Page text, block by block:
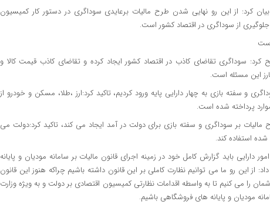
کرد: از این رو نهایی شدن طرح مالیات برعایدی سوداگری در دستور کار کمیسیون
از سوداگری در اقتصاد کشور است.
کرد: سوداگری تقاضای کاذب در اقتصاد کشور ایجاد کرده و تقاضای کاذب قیمت کالا و
این مسئله است.
و سفته بازی به چهار دارایی پایه ورود کردیم، تاکید کرد:ارز ،طلا، مسکن و خودرو از
پرداخته شده است.
بر سوداگری و سفته بازی برای دولت در آمد ایجاد می کند، تاکید کرد:دولت می
شده استفاده کند.
دارایی باید گزارش کامل خود در زمینه اجرای قانون مالیات بر سامانه مودیان و پایانه
از این رو ما می توانیم نظارت کاملی بر این قانون داشته باشیم چراکه هنوز این قانون
را می کنیم تا به واسطه اقدامات نظارتی کمیسیون اقتصادی بر دولت و به ویژه وزارت
مودیان و پایانه های فروشگاهی باشیم.